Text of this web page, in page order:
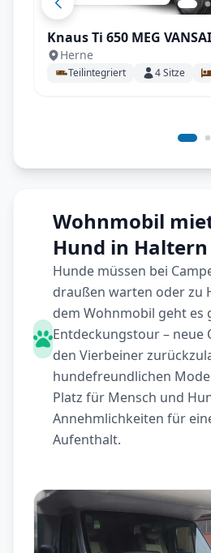
Knaus Ti 650 MEG
Herne
Teilintegriert 4Sitze
Wohnmobil
Hund in Haltern
Hunde müssen bei
draußen warten oder zu
dem Wohnmobil geht es
Entdeckungstour – neue
den Vierbeiner
hundefreundlichen
Platz für Mensch und
Annehmlichkeiten für
Aufenthalt.